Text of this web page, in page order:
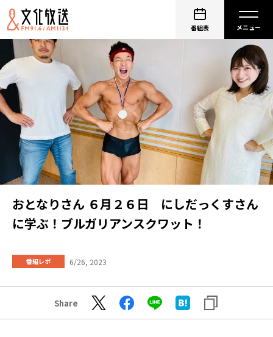
番組表
おとなりさん ６月２６日 にしだっくすさん
に学ぶ！ブルガリアンスクワット！
番組レポ 6/26, 2023
Share